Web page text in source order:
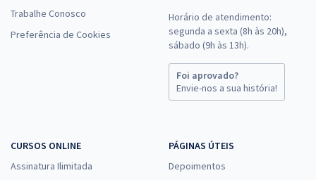
Trabalhe Conosco
Preferência de Cookies
Horário de atendimento:
segunda a sexta (8h às 20h),
sábado (9h às 13h).
Foi aprovado?
Envie-nos a sua história!
CURSOS ONLINE
Assinatura Ilimitada
PÁGINAS ÚTEIS
Depoimentos